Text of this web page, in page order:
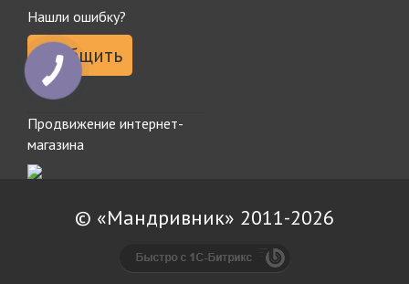
Нашли ошибку?
Сообщить
Продвижение интернет-
магазина
© «Мандривник» 2011-2026